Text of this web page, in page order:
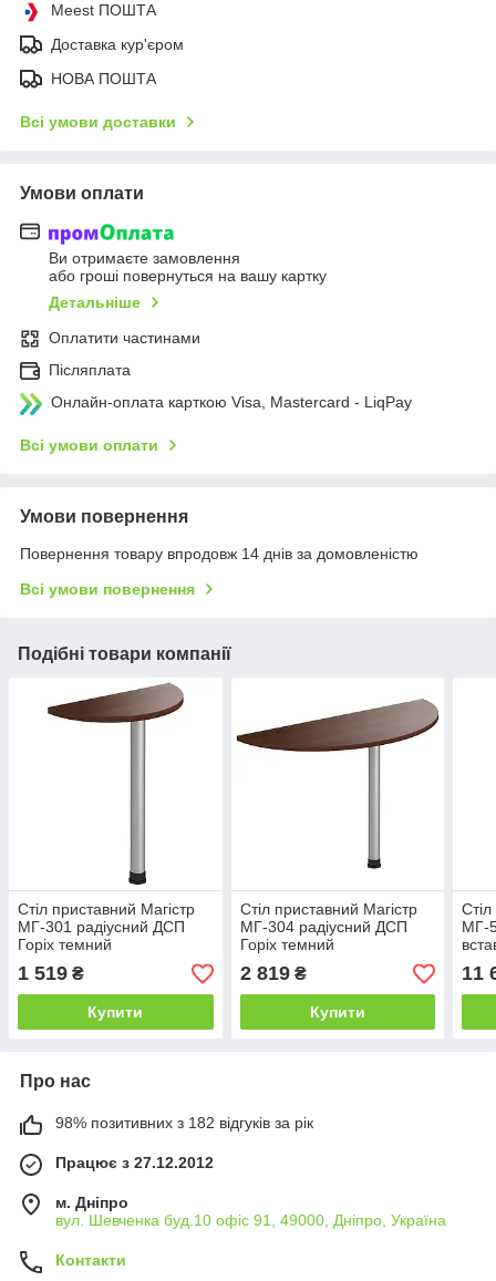
Meest ПОШТА
Доставка кур'єром
НОВА ПОШТА
Всі умови доставки
Умови оплати
Ви отримаєте замовлення
або гроші повернуться на вашу картку
Детальніше
Оплатити частинами
Післяплата
Онлайн-оплата карткою Visa, Mastercard - LiqPay
Всі умови оплати
Умови повернення
Повернення товару впродовж 14 днів за домовленістю
Всі умови повернення
Подібні товари компанії
Стіл приставний Магістр
МГ-301 радіусний ДСП
Горіх темний
600хR300х750мм (AMF-
ТМ)
1 519 ₴
Купити
Стіл приставний Магістр
МГ-304 радіусний ДСП
Горіх темний
1200х500х750мм (AMF-
ТМ)
2 819₴
Купити
МГ-
ТМ)
11
Про нас
98% позитивних з 182 відгуків за рік
Працює з 27.12.2012
м. Дніпро
вул. Шевченка буд.10 офіс 91, 49000, Дніпро, Україна
Контакти